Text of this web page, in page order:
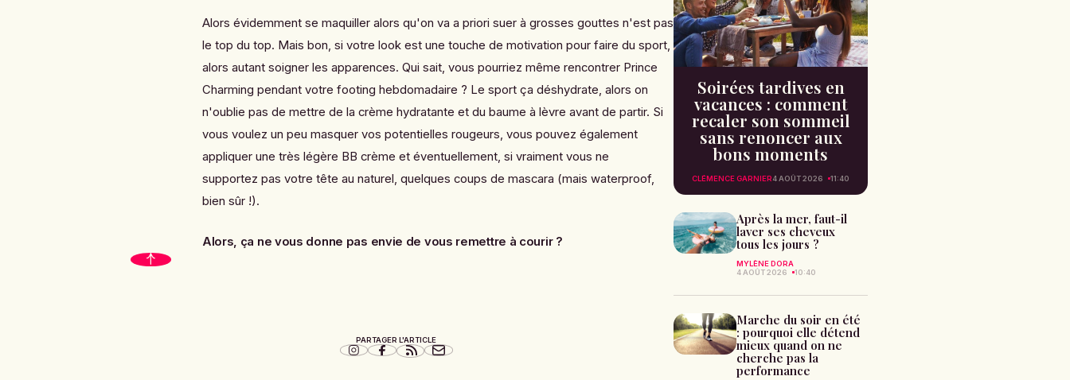
Alors évidemment se maquiller alors qu'on va a priori suer à grosses gouttes n'est pas
le top du top. Mais bon, si votre look est une touche de motivation pour faire du sport,
alors autant soigner les apparences. Qui sait, vous pourriez même rencontrer Prince
Charming pendant votre footing hebdomadaire ? Le sport ça déshydrate, alors on
n'oublie pas de mettre de la crème hydratante et du baume à lèvre avant de partir. Si
vous voulez un peu masquer vos potentielles rougeurs, vous pouvez également
appliquer une très légère BB crème et éventuellement, si vraiment vous ne
supportez pas votre tête au naturel, quelques coups de mascara (mais waterproof,
bien sûr !).
Alors, ça ne vous donne pas envie de vous remettre à courir ?
PARTAGER L'ARTICLE
Soirées tardives en
vacances : comment
recaler son sommeil
sans renoncer aux
bons moments
CLÉMENCE GARNIER4 AOÛT 2026 11:40
Après la mer, faut-il
laver ses cheveux
tous les jours ?
MYLÈNE DORA
4 AOÛT 2026
10:40
Marche du soir en été
: pourquoi elle détend
mieux quand on ne
cherche pas la
performance